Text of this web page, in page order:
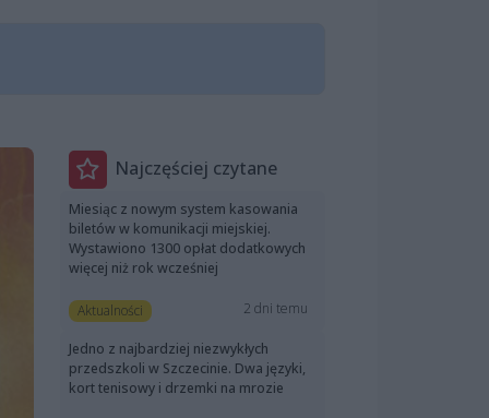
Najczęściej czytane
Miesiąc z nowym system kasowania
biletów w komunikacji miejskiej.
Wystawiono 1300 opłat dodatkowych
więcej niż rok wcześniej
Aktualności 2 dni temu
Jedno z najbardziej niezwykłych
przedszkoli w Szczecinie. Dwa języki,
kort tenisowy i drzemki na mrozie